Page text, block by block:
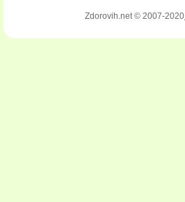
Zdorovih.net © 2007-2020